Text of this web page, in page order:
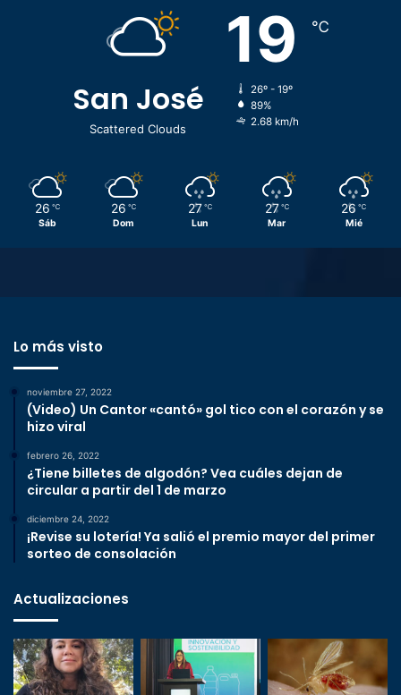
San José
Scattered Clouds
19 ℃
26º - 19º
89%
2.68 km/h
26 ℃
Sáb
26 ℃
Dom
27 ℃
Lun
27 ℃
Mar
26 ℃
Mié
Lo más visto
noviembre 27, 2022
(Video) Un Cantor «cantó» gol tico con el corazón y se
hizo viral
febrero 26, 2022
¿Tiene billetes de algodón? Vea cuáles dejan de
circular a partir del 1 de marzo
diciembre 24, 2022
¡Revise su lotería! Ya salió el premio mayor del primer
sorteo de consolación
Actualizaciones